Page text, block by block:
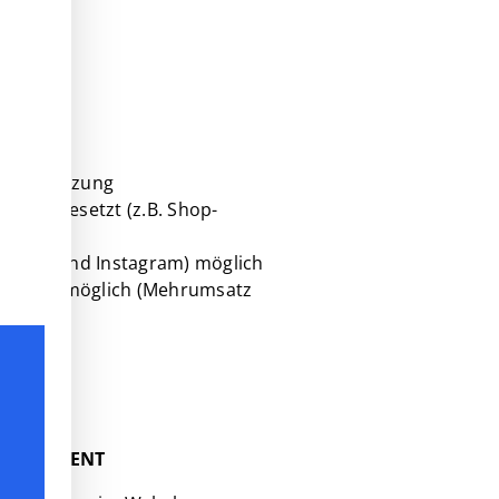
Umsetzung
umgesetzt (z.B. Shop-
und Instagram) möglich
möglich (Mehrumsatz
CONTENT